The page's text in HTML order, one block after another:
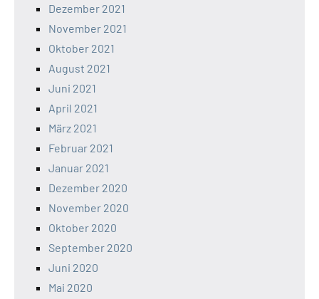
Dezember 2021
November 2021
Oktober 2021
August 2021
Juni 2021
April 2021
März 2021
Februar 2021
Januar 2021
Dezember 2020
November 2020
Oktober 2020
September 2020
Juni 2020
Mai 2020